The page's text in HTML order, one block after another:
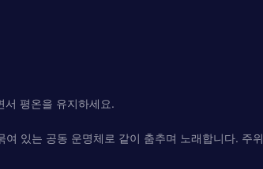
서 평온을 유지하세요.
있는 공동 운명체로 같이 춤추며 노래합니다. 주